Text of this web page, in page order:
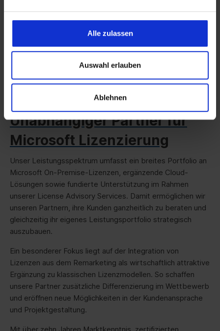
Alle zulassen
Auswahl erlauben
Ablehnen
Unabhängiger Partner für
Microsoft Lizenzierung
Unser Leistungsspektrum umfasst ein breites Portfolio an
Microsoft On-Premise-Lizenzen, ergänzende Cloud-
Lösungen sowie fundierte Unterstützung im Rahmen
unserer License Advisory Services. Damit ermöglichen wir
unseren Partnern, ihre Kunden ganzheitlich zu beraten und
gleichzeitig ihr eigenes Leistungsportfolio strategisch
auszubauen.
Ein besonderer Fokus liegt auf der Integration von
Lizenzen aus dem Remarketing als wirtschaftlich attraktive
Ergänzung zu klassischen Lizenzmodellen. So schaffen
unsere Partner zusätzliche Differenzierung im Wettbewerb
und eröffnen neue Möglichkeiten in der Kundenansprache
und Projektgestaltung.